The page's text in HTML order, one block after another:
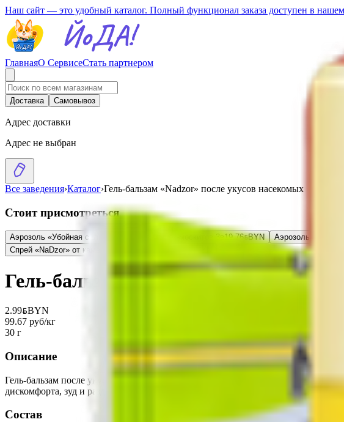
Наш сайт — это удобный каталог. Полный функционал заказа доступен в
ГлавнаяО СервисеСтать партнером
Доставка Самовывоз
Адрес доставки
Адрес не выбран
Все заведения›Каталог›Гель-бальзам «Nadzor» после укусов насекомых
Стоит присмотреться
Аэрозоль «Убойная сила» от комаров-мошек-москитов 3в19.76BYNBYN Аэрозоль
Спрей «NaDzor» от камаров-москитов-мошек
Гель-бальзам «Nadzor» после укусов
2.99BYNBYN
99.67 руб/кг
30 г
Описание
Гель-бальзам после укусов для взрослых Nadzor 30 гр. Гель-бальзам
дискомфорта, зуд и раздражение.
Состав